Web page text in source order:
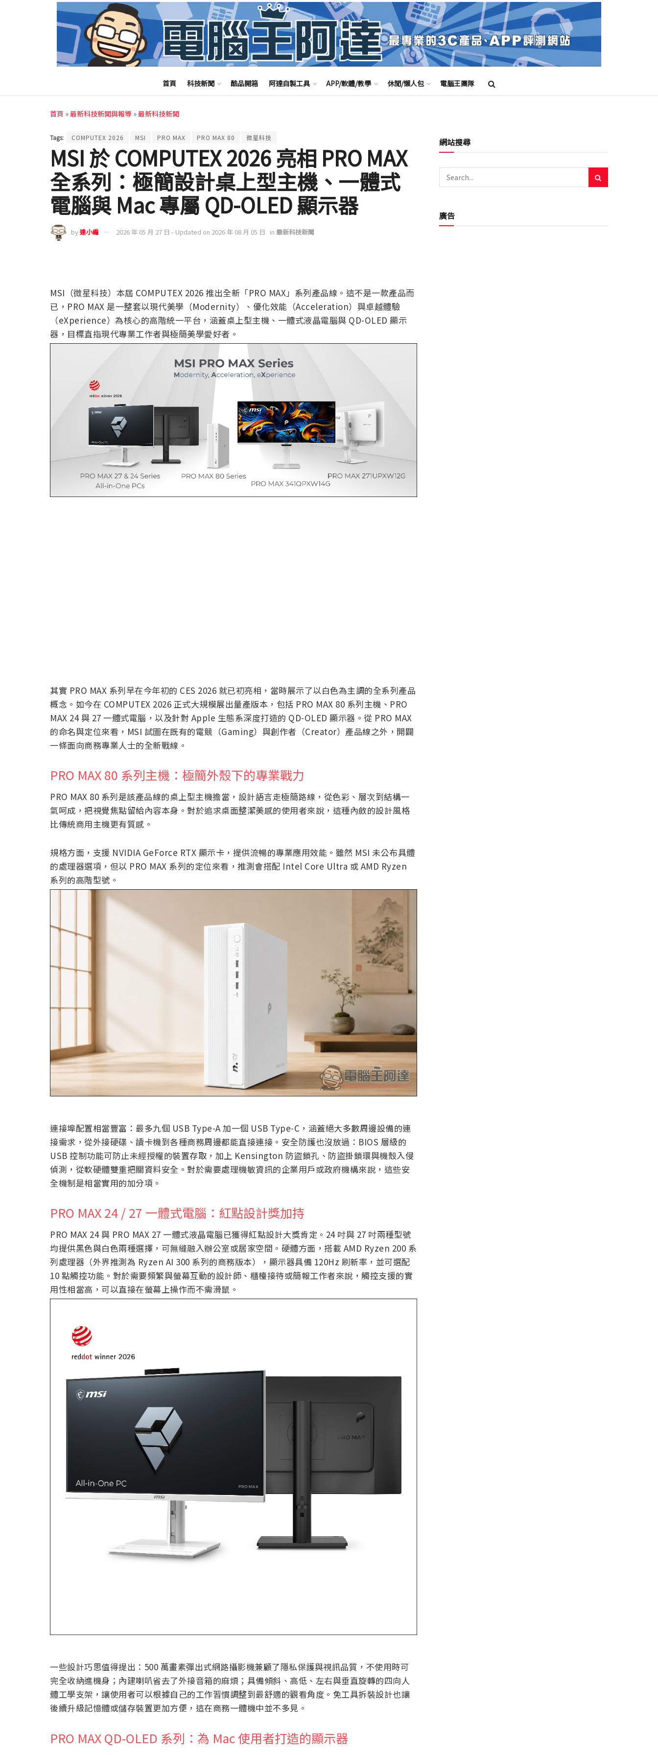
首頁 科技新聞 酷品開箱 阿達自製工具 APP/軟體/教學 休閒/懶人包 電腦王團隊
首頁 »最新科技新聞與報導 »最新科技新聞
Tags: COMPUTEX 2026 MSI PRO MAX PRO MAX 80 微星科技
MSI 於 COMPUTEX 2026 亮相 PRO MAX
全系列：極簡設計桌上型主機、一體式
電腦與 Mac 專屬 QD-OLED 顯示器
by達小編 2026 年 05 月 27 日 - Updated on 2026 年 08 月 05 日 in 最新科技新聞
MSI（微星科技）本屆 COMPUTEX 2026 推出全新「PRO MAX」系列產品線。這不是一款產品而
已，PRO MAX 是一整套以現代美學（Modernity）、優化效能（Acceleration）與卓越體驗
（eXperience）為核心的高階統一平台，涵蓋桌上型主機、一體式液晶電腦與 QD-OLED 顯示
器，目標直指現代專業工作者與極簡美學愛好者。
其實 PRO MAX 系列早在今年初的 CES 2026 就已初亮相，當時展示了以白色為主調的全系列產品
概念。如今在 COMPUTEX 2026 正式大規模展出量產版本，包括 PRO MAX 80 系列主機、PRO
MAX 24 與 27 一體式電腦，以及針對 Apple 生態系深度打造的 QD-OLED 顯示器。從 PRO MAX
的命名與定位來看，MSI 試圖在既有的電競（Gaming）與創作者（Creator）產品線之外，開闢
一條面向商務專業人士的全新戰線。
PRO MAX 80 系列主機：極簡外殼下的專業戰力
PRO MAX 80 系列是該產品線的桌上型主機擔當，設計語言走極簡路線，從色彩、層次到結構一
氣呵成，把視覺焦點留給內容本身。對於追求桌面整潔美感的使用者來說，這種內斂的設計風格
比傳統商用主機更有質感。
規格方面，支援 NVIDIA GeForce RTX 顯示卡，提供流暢的專業應用效能。雖然 MSI 未公布具體
的處理器選項，但以 PRO MAX 系列的定位來看，推測會搭配 Intel Core Ultra 或 AMD Ryzen
系列的高階型號。
連接埠配置相當豐富：最多九個 USB Type-A 加一個 USB Type-C，涵蓋絕大多數周邊設備的連
接需求，從外接硬碟、讀卡機到各種商務周邊都能直接連接。安全防護也沒放過：BIOS 層級的
USB 控制功能可防止未經授權的裝置存取，加上 Kensington 防盜鎖孔、防盜掛鎖環與機殼入侵
偵測，從軟硬體雙重把關資料安全。對於需要處理機敏資訊的企業用戶或政府機構來說，這些安
全機制是相當實用的加分項。
PRO MAX 24 / 27 一體式電腦：紅點設計獎加持
PRO MAX 24 與 PRO MAX 27 一體式液晶電腦已獲得紅點設計大獎肯定。24 吋與 27 吋兩種型號
均提供黑色與白色兩種選擇，可無縫融入辦公室或居家空間。硬體方面，搭載 AMD Ryzen 200 系
列處理器（外界推測為 Ryzen AI 300 系列的商務版本），顯示器具備 120Hz 刷新率，並可選配
10 點觸控功能。對於需要頻繁與螢幕互動的設計師、櫃檯接待或簡報工作者來說，觸控支援的實
用性相當高，可以直接在螢幕上操作而不需滑鼠。
一些設計巧思值得提出：500 萬畫素彈出式網路攝影機兼顧了隱私保護與視訊品質，不使用時可
完全收納進機身；內建喇叭省去了外接音箱的麻煩；具備傾斜、高低、左右與垂直旋轉的四向人
體工學支架，讓使用者可以根據自己的工作習慣調整到最舒適的觀看角度。免工具拆裝設計也讓
後續升級記憶體或儲存裝置更加方便，這在商務一體機中並不多見。
PRO MAX QD-OLED 系列：為 Mac 使用者打造的顯示器
網站搜尋
廣告